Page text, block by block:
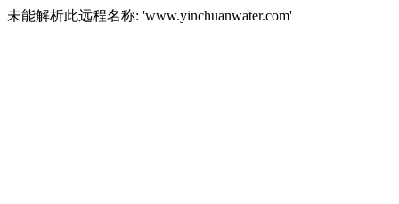
未能解析此远程名称: 'www.yinchuanwater.com'